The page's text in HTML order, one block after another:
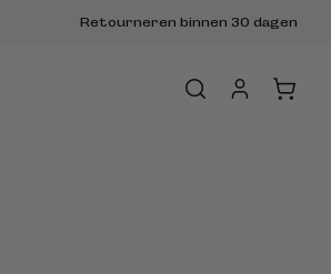
Retourneren binnen 30 dagen
Inloggen